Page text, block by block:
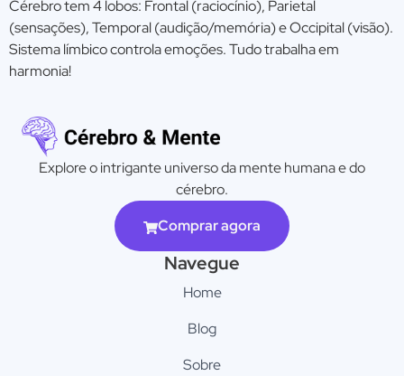
Cérebro tem 4 lobos: Frontal (raciocínio), Parietal
(sensações), Temporal (audição/memória) e Occipital (visão).
Sistema límbico controla emoções. Tudo trabalha em
harmonia!
Explore o intrigante universo da mente humana e do
cérebro.
Comprar agora
Navegue
Home
Blog
Sobre